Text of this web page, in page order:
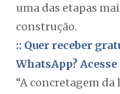
uma das etapas
construção.
:: Quer receber
WhatsApp? Acesse
“A concretagem